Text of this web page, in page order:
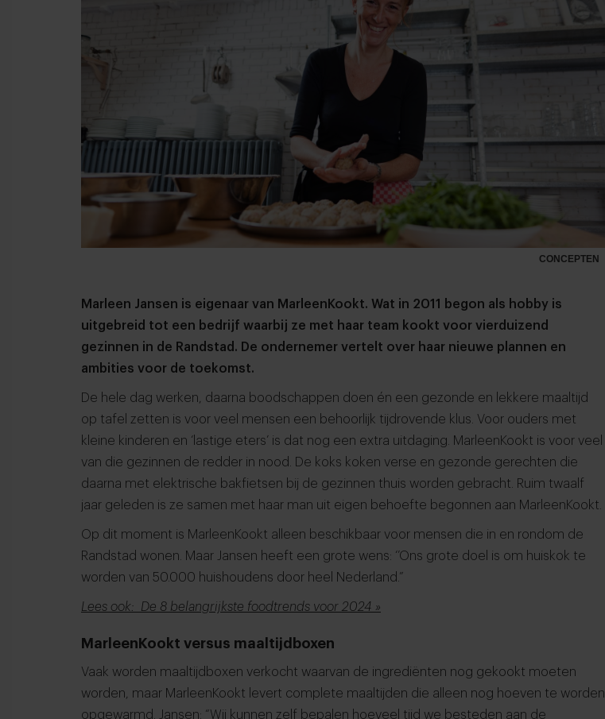
CONCEPTEN
Marleen Jansen is eigenaar van MarleenKookt. Wat in 2011 begon als hobby is
uitgebreid tot een bedrijf waarbij ze met haar team kookt voor vierduizend
gezinnen in de Randstad. De ondernemer vertelt over haar nieuwe plannen en
ambities voor de toekomst.
De hele dag werken, daarna boodschappen doen én een gezonde en lekkere maaltijd
op tafel zetten is voor veel mensen een behoorlijk tijdrovende klus. Voor ouders met
kleine kinderen en ‘lastige eters’ is dat nog een extra uitdaging. MarleenKookt is voor veel
van die gezinnen de redder in nood. De koks koken verse en gezonde gerechten die
daarna met elektrische bakfietsen bij de gezinnen thuis worden gebracht. Ruim twaalf
jaar geleden is ze samen met haar man uit eigen behoefte begonnen aan MarleenKookt.
Op dit moment is MarleenKookt alleen beschikbaar voor mensen die in en rondom de
Randstad wonen. Maar Jansen heeft een grote wens: ‘’Ons grote doel is om huiskok te
worden van 50.000 huishoudens door heel Nederland.”
Lees ook: De 8 belangrijkste foodtrends voor 2024 »
MarleenKookt versus maaltijdboxen
Vaak worden maaltijdboxen verkocht waarvan de ingrediënten nog gekookt moeten
worden, maar MarleenKookt levert complete maaltijden die alleen nog hoeven te worden
opgewarmd. Jansen: “Wij kunnen zelf bepalen hoeveel tijd we besteden aan de